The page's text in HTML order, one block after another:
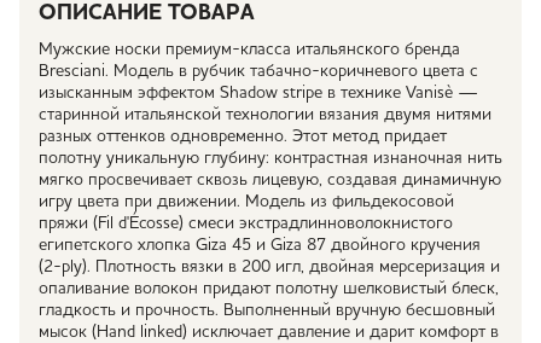
ОПИСАНИЕ ТОВАРА
Мужские носки премиум-класса итальянского бренда
Bresciani. Модель в рубчик табачно-коричневого цвета с
изысканным эффектом Shadow stripe в технике Vanisè —
старинной итальянской технологии вязания двумя нитями
разных оттенков одновременно. Этот метод придает
полотну уникальную глубину: контрастная изнаночная нить
мягко просвечивает сквозь лицевую, создавая динамичную
игру цвета при движении. Модель из фильдекосовой
пряжи (Fil d'Écosse) смеси экстрадлинноволокнистого
египетского хлопка Giza 45 и Giza 87 двойного кручения
(2-ply). Плотность вязки в 200 игл, двойная мерсеризация и
опаливание волокон придают полотну шелковистый блеск,
гладкость и прочность. Выполненный вручную бесшовный
мысок (Hand linked) исключает давление и дарит комфорт в